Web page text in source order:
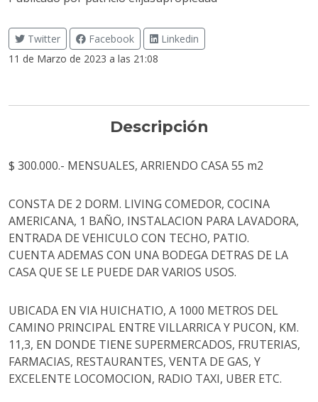
Twitter Facebook
Linkedin
11 de Marzo de 2023 a las 21:08
Descripción
$ 300.000.- MENSUALES, ARRIENDO CASA 55 m2
CONSTA DE 2 DORM. LIVING COMEDOR, COCINA
AMERICANA, 1 BAÑO, INSTALACION PARA LAVADORA,
ENTRADA DE VEHICULO CON TECHO, PATIO.
CUENTA ADEMAS CON UNA BODEGA DETRAS DE LA
CASA QUE SE LE PUEDE DAR VARIOS USOS.
UBICADA EN VIA HUICHATIO, A 1000 METROS DEL
CAMINO PRINCIPAL ENTRE VILLARRICA Y PUCON, KM.
11,3, EN DONDE TIENE SUPERMERCADOS, FRUTERIAS,
FARMACIAS, RESTAURANTES, VENTA DE GAS, Y
EXCELENTE LOCOMOCION, RADIO TAXI, UBER ETC.